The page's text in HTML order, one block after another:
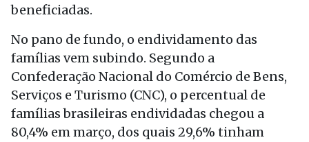
beneficiadas.
No pano de fundo, o endividamento das
famílias vem subindo. Segundo a
Confederação Nacional do Comércio de Bens,
Serviços e Turismo (CNC), o percentual de
famílias brasileiras endividadas chegou a
80,4% em março, dos quais 29,6% tinham